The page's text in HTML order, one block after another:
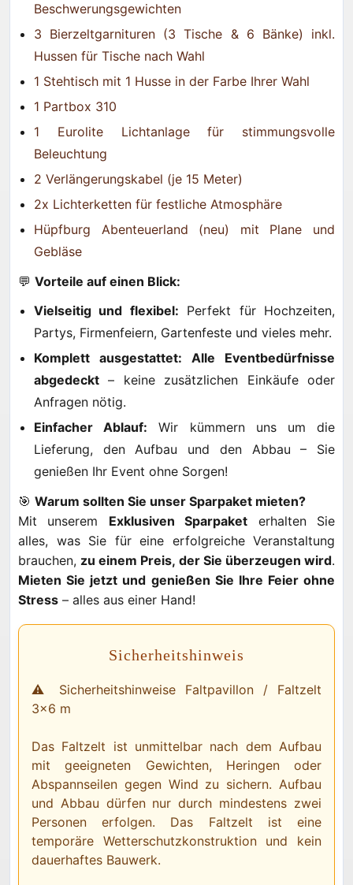
Beschwerungsgewichten
3 Bierzeltgarnituren (3 Tische & 6 Bänke)
inkl.
Hussen für Tische nach Wahl
1 Stehtisch mit 1 Husse in der Farbe Ihrer Wahl
1 Partbox 310
1 Eurolite Lichtanlage für stimmungsvolle
Beleuchtung
2 Verlängerungskabel (je 15 Meter)
2x Lichterketten für festliche Atmosphäre
Hüpfburg Abenteuerland (neu) mit Plane und
Gebläse
💬 Vorteile auf einen Blick:
Vielseitig und flexibel: Perfekt für Hochzeiten,
Partys, Firmenfeiern, Gartenfeste und vieles mehr.
Komplett ausgestattet:
Alle Eventbedürfnisse
abgedeckt – keine zusätzlichen Einkäufe oder
Anfragen nötig.
Einfacher Ablauf: Wir kümmern uns um die
Lieferung, den Aufbau und den Abbau – Sie
genießen Ihr Event ohne Sorgen!
🎯 Warum sollten Sie unser Sparpaket mieten?
Mit unserem Exklusiven Sparpaket erhalten Sie
alles, was Sie für eine erfolgreiche Veranstaltung
brauchen, zu einem Preis, der Sie überzeugen wird.
Mieten Sie jetzt und genießen Sie Ihre Feier ohne
Stress – alles aus einer Hand!
Sicherheitshinweis
⚠️ Sicherheitshinweise Faltpavillon / Faltzelt
3×6 m
Das Faltzelt ist unmittelbar nach dem Aufbau
mit geeigneten Gewichten, Heringen oder
Abspannseilen gegen Wind zu sichern. Aufbau
und Abbau dürfen nur durch mindestens zwei
Personen erfolgen. Das Faltzelt ist eine
temporäre Wetterschutzkonstruktion und kein
dauerhaftes Bauwerk.